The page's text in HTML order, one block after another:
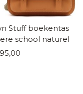
Stuff boekentas
school naturel